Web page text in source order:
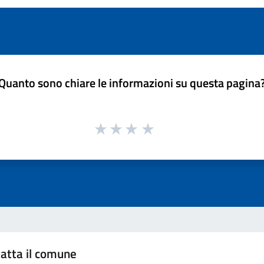
sono chiare le informazioni su questa
il comune